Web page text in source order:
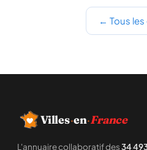
← Tous
Villes·en·France
L'annuaire collaboratif des34